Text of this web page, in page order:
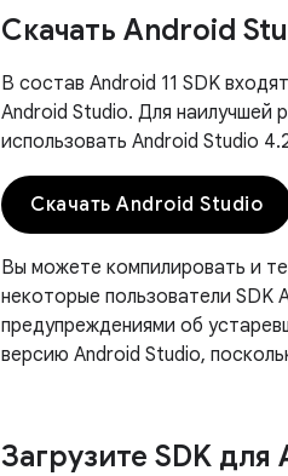
Скачать Android
В состав Android 11 SDK
Android Studio. Для наилучшей
использовать Android Studio
Скачать Android Studio
Вы можете компилировать и
некоторые пользователи SDK
предупреждениями об
версию Android Studio,
Загрузите SDK для